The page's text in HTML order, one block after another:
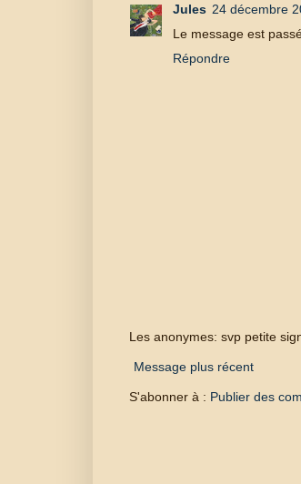
Jules 24 décembre
Le message est
Répondre
Les anonymes: svp petite
Message plus récent
S'abonner à : Publier des